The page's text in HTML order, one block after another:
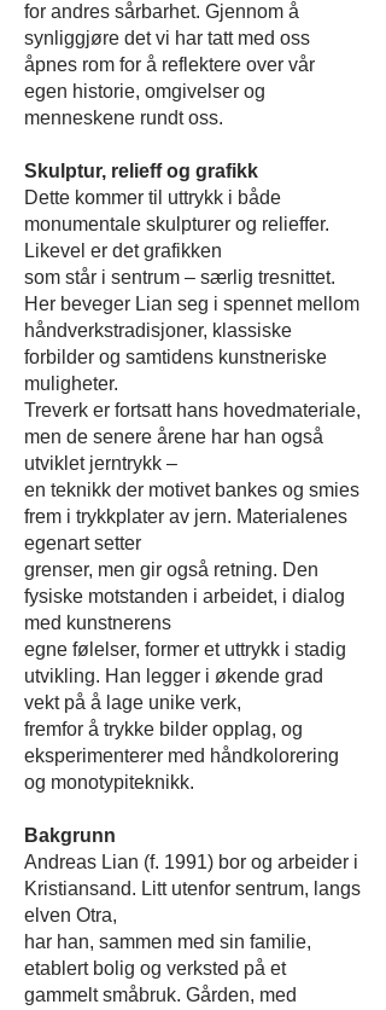
for andres sårbarhet. Gjennom å
synliggjøre det vi har tatt med oss
åpnes rom for å reflektere over vår
egen historie, omgivelser og
menneskene rundt oss.
Skulptur, relieff og grafikk
Dette kommer til uttrykk i både
monumentale skulpturer og relieffer.
Likevel er det grafikken
som står i sentrum – særlig tresnittet.
Her beveger Lian seg i spennet mellom
håndverkstradisjoner, klassiske
forbilder og samtidens kunstneriske
muligheter.
Treverk er fortsatt hans hovedmateriale,
men de senere årene har han også
utviklet jerntrykk –
en teknikk der motivet bankes og smies
frem i trykkplater av jern. Materialenes
egenart setter
grenser, men gir også retning. Den
fysiske motstanden i arbeidet, i dialog
med kunstnerens
egne følelser, former et uttrykk i stadig
utvikling. Han legger i økende grad
vekt på å lage unike verk,
fremfor å trykke bilder opplag, og
eksperimenterer med håndkolorering
og monotypiteknikk.
Bakgrunn
Andreas Lian (f. 1991) bor og arbeider i
Kristiansand. Litt utenfor sentrum, langs
elven Otra,
har han, sammen med sin familie,
etablert bolig og verksted på et
gammelt småbruk. Gården, med